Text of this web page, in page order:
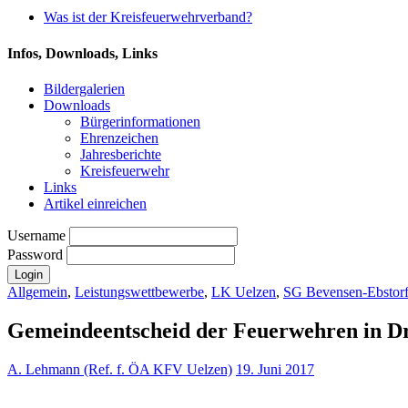
Was ist der Kreisfeuerwehrverband?
Infos, Downloads, Links
Bildergalerien
Downloads
Bürgerinformationen
Ehrenzeichen
Jahresberichte
Kreisfeuerwehr
Links
Artikel einreichen
Username
Password
Allgemein, Leistungswettbewerbe, LK Uelzen, SG Bevensen-Ebstorf
Gemeindeentscheid der Feuerwehren in
A. Lehmann (Ref. f. ÖA KFV Uelzen) 19. Juni 2017